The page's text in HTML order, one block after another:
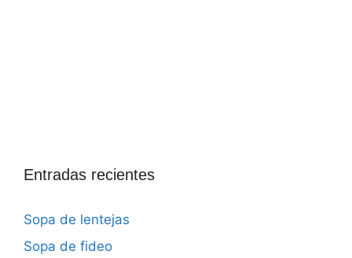
Entradas recientes
Sopa de lentejas
Sopa de fideo